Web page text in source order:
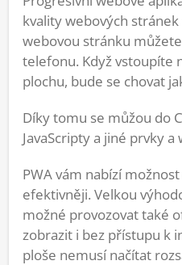
kvality webových
webovou stránku
telefonu. Když vstoupíte
plochu, bude se chovat
Díky tomu se můžou do
JavaScripty a jiné prvky
PWA vám nabízí
efektivněji. Velkou
možné provozovat také
zobrazit i bez přístupu k
ploše nemusí načítat